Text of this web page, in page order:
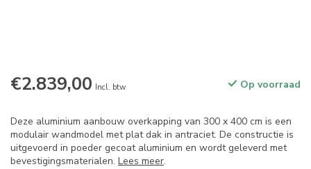
€2.839,00 Incl. btw Op voorraad
Deze aluminium aanbouw overkapping van 300 x 400 cm is een
modulair wandmodel met plat dak in antraciet. De constructie is
uitgevoerd in poeder gecoat aluminium en wordt geleverd met
bevestigingsmaterialen. Lees meer.